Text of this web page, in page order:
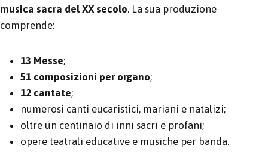
musica sacra del XX secolo. La sua produzione
comprende:
13 Messe;
51 composizioni per organo;
12 cantate;
numerosi canti eucaristici, mariani e natalizi;
oltre un centinaio di inni sacri e profani;
opere teatrali educative e musiche per banda.